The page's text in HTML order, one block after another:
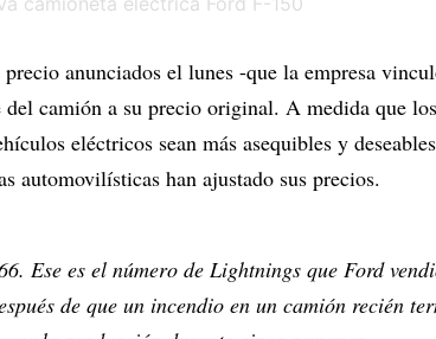
anunciados el lunes -que la empresa
del camión a su precio original. A medida que
eléctricos sean más asequibles y
automovilísticas han ajustado sus precios.
Ese es el número de Lightnings que Ford
de que un incendio en un camión recién